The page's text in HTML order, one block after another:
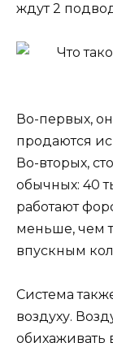
ждут 2
Во-первых,
продаются
Во-вторых,
обычных: 40
работают
меньше, чем
впускным
Система
воздуху.
обихаживать